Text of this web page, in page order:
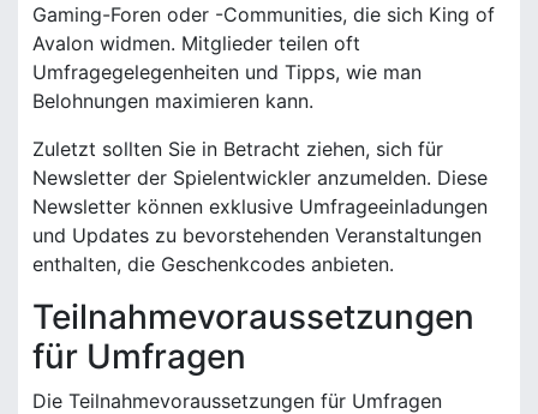
Gaming-Foren oder -Communities, die sich King of
Avalon widmen. Mitglieder teilen oft
Umfragegelegenheiten und Tipps, wie man
Belohnungen maximieren kann.
Zuletzt sollten Sie in Betracht ziehen, sich für
Newsletter der Spielentwickler anzumelden. Diese
Newsletter können exklusive Umfrageeinladungen
und Updates zu bevorstehenden Veranstaltungen
enthalten, die Geschenkcodes anbieten.
Teilnahmevoraussetzungen
für Umfragen
Die Teilnahmevoraussetzungen für Umfragen